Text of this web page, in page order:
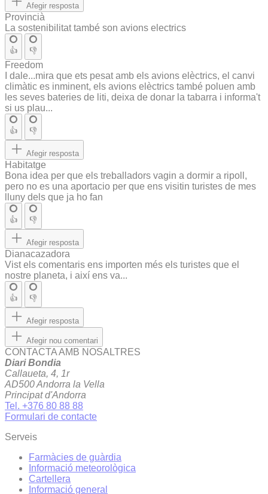
Afegir resposta
Provincià
La sostenibilitat també son avions electrics
👍 👎
Freedom
I dale...mira que ets pesat amb els avions elèctrics, el canvi
climàtic es inminent, els avions elèctrics també poluen amb
les seves bateries de liti, deixa de donar la tabarra i informa't
si us plau...
👍 👎
Afegir resposta
Habitatge
Bona idea per que els treballadors vagin a dormir a ripoll,
pero no es una aportacio per que ens visitin turistes de mes
lluny dels que ja ho fan
👍 👎
Afegir resposta
Dianacazadora
Vist els comentaris ens importen més els turistes que el
nostre planeta, i així ens va...
👍 👎
Afegir resposta
Afegir nou comentari
CONTACTA AMB NOSALTRES
Diari Bondia
Callaueta, 4, 1r
AD500 Andorra la Vella
Principat d'Andorra
Tel. +376 80 88 88
Formulari de contacte
Serveis
Farmàcies de guàrdia
Informació meteorològica
Cartellera
Informació general